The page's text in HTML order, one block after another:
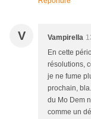
V Vampirella
En cette
résolutions,
je ne fume
prochain,
du Mo Dem
comme un